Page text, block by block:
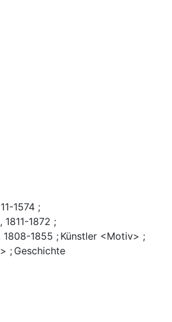
1574 ;
1811-1872 ;
1808-1855 ; Künstler <Motiv> ;
; Geschichte